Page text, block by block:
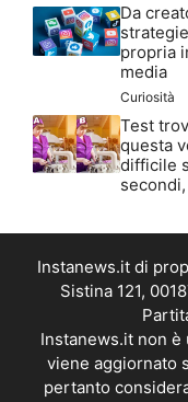
Da
propria
media
Curiosità
Test
questa
difficile
Instanews.it di
Sistina 121,
Instanews.it non è
viene aggiornato
pertanto